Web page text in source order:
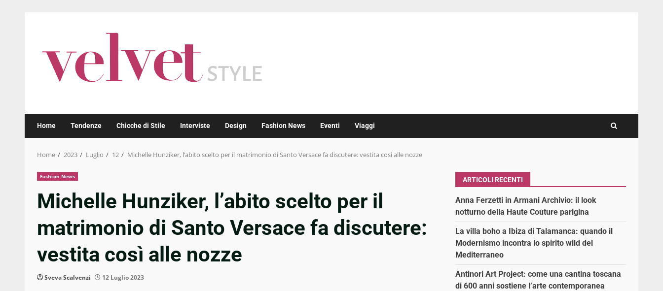
Home Tendenze Chicche di Stile Interviste Design Fashion News Eventi Viaggi
Home 2023 Luglio 12 Michelle Hunziker, l’abito scelto per il matrimonio di Santo Versace fa discutere: vestita così alle nozze
Fashion News
Michelle Hunziker, l’abito scelto per il
matrimonio di Santo Versace fa discutere:
vestita così alle nozze
Sveva Scalvenzi 12 Luglio 2023
ARTICOLI RECENTI
Anna Ferzetti in Armani Archivio: il look
notturno della Haute Couture parigina
La villa boho a Ibiza di Talamanca: quando il
Modernismo incontra lo spirito wild del
Mediterraneo
Antinori Art Project: come una cantina toscana
di 600 anni sostiene l’arte contemporanea